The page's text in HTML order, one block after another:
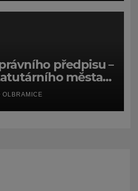
předpisu –
města
zadat
budov
OLBRAMICE